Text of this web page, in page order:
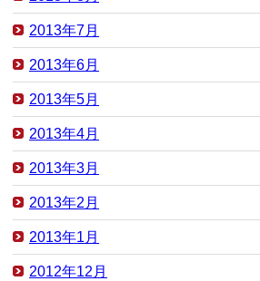
2013年7月
2013年6月
2013年5月
2013年4月
2013年3月
2013年2月
2013年1月
2012年12月